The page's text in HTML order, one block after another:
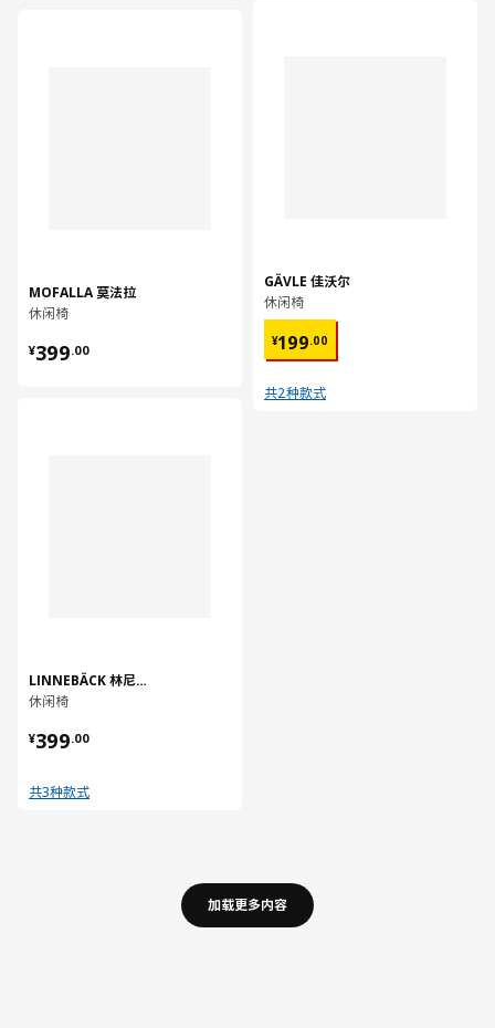
MOFALLA 莫法拉
休闲椅
¥399.00
¥ 399.00
LINNEBÄCK 林尼贝克
休闲椅
¥399.00
¥ 399.00
共3种款式
GÄVLE 佳沃尔
休闲椅
¥199.00
¥ 199.00
共2种款式
加载更多内容